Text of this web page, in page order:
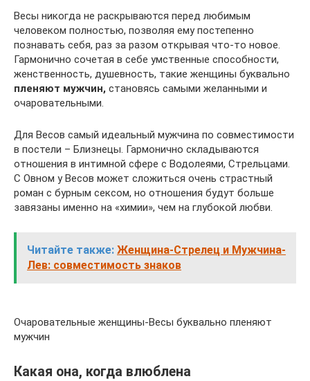
Весы никогда не раскрываются перед любимым
человеком полностью, позволяя ему постепенно
познавать себя, раз за разом открывая что-то новое.
Гармонично сочетая в себе умственные способности,
женственность, душевность, такие женщины буквально
пленяют мужчин, становясь самыми желанными и
очаровательными.
Для Весов самый идеальный мужчина по совместимости
в постели – Близнецы. Гармонично складываются
отношения в интимной сфере с Водолеями, Стрельцами.
С Овном у Весов может сложиться очень страстный
роман с бурным сексом, но отношения будут больше
завязаны именно на «химии», чем на глубокой любви.
Читайте также: Женщина-Стрелец и Мужчина-
Лев: совместимость знаков
Очаровательные женщины-Весы буквально пленяют
мужчин
Какая она, когда влюблена